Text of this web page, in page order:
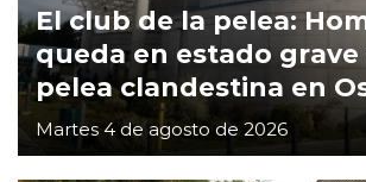
El club de la pelea:
queda en estado
pelea clandestina en
Martes 4 de agosto de 2026